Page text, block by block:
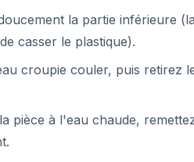
la partie inférieure
casser le plastique).
croupie couler, puis retirez
pièce à l'eau chaude,